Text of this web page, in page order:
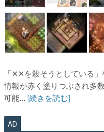
「✕✕を殺そうとしている
情報が赤く塗りつぶされ多
可能... [続きを読む]
AD